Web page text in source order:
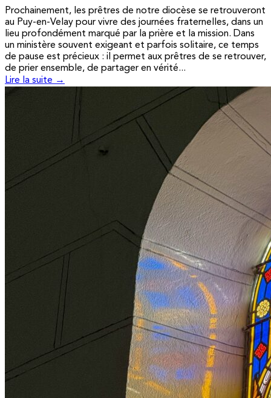
Prochainement, les prêtres de notre diocèse se retrouveront
au Puy-en-Velay pour vivre des journées fraternelles, dans un
lieu profondément marqué par la prière et la mission. Dans
un ministère souvent exigeant et parfois solitaire, ce temps
de pause est précieux : il permet aux prêtres de se retrouver,
de prier ensemble, de partager en vérité...
Lire la suite →